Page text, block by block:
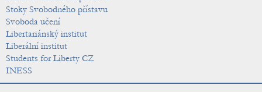
Stoky Svobodného přístavu
Svoboda učení
Libertariánský institut
Liberální institut
Students for Liberty CZ
INESS